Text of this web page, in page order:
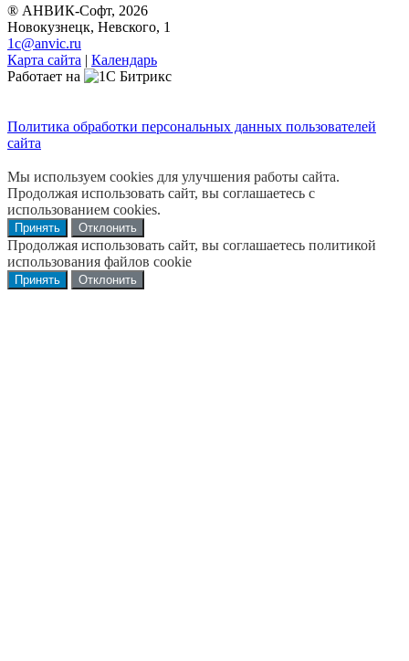
® АНВИК-Софт, 2026
Новокузнецк, Невского, 1
1c@anvic.ru
Карта сайта | Календарь
Работает на
Политика обработки персональных данных пользователей
сайта
Мы используем cookies для улучшения работы сайта.
Продолжая использовать сайт, вы соглашаетесь с
использованием cookies.
Принять Отклонить
Продолжая использовать сайт, вы соглашаетесь политикой
использования файлов cookie
Принять Отклонить